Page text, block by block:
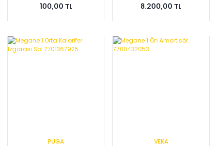
100,00 TL 8.200,00 TL
PUGA
VEKA